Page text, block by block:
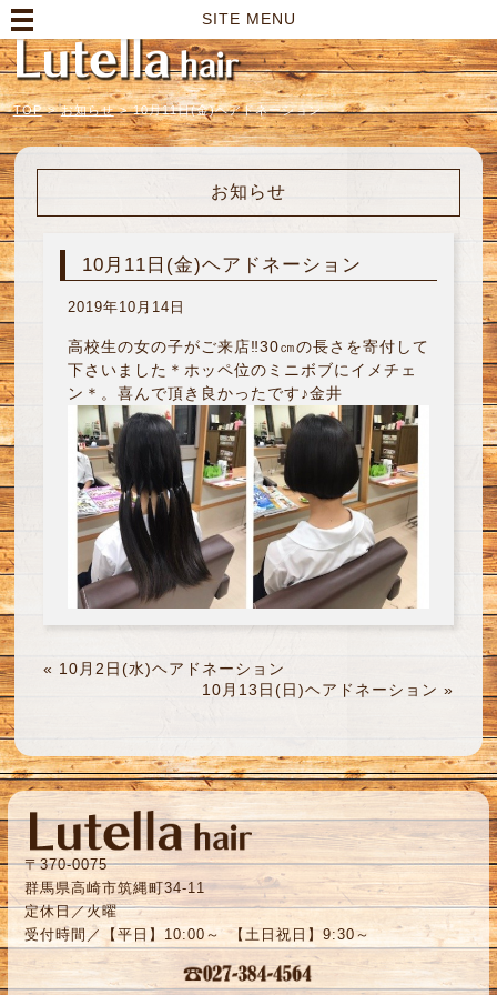
SITE MENU
TOP > お知らせ > 10月11日(金)ヘアドネーション
お知らせ
10月11日(金)ヘアドネーション
2019年10月14日
高校生の女の子がご来店‼︎30㎝の長さを寄付して
下さいました＊ホッペ位のミニボブにイメチェ
ン＊。喜んで頂き良かったです♪金井
« 10月2日(水)ヘアドネーション
10月13日(日)ヘアドネーション »
〒370-0075
群馬県高崎市筑縄町34-11
定休日／火曜
受付時間／【平日】10:00～ 【土日祝日】9:30～